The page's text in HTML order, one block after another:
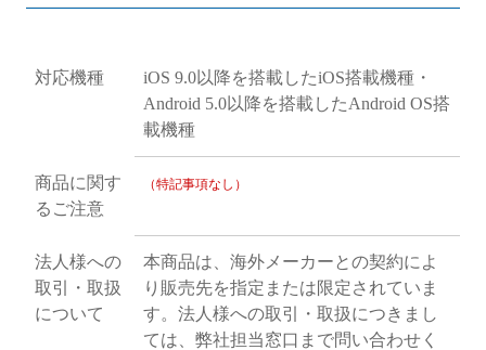
対応機種
iOS 9.0以降を搭載したiOS搭載機種・
Android 5.0以降を搭載したAndroid OS搭
載機種
商品に関す
るご注意
（特記事項なし）
法人様への
取引・取扱
について
本商品は、海外メーカーとの契約によ
り販売先を指定または限定されていま
す。法人様への取引・取扱につきまし
ては、弊社担当窓口まで問い合わせく